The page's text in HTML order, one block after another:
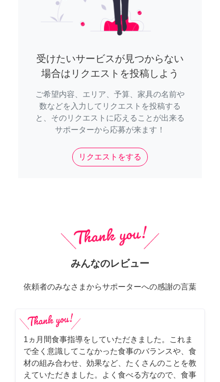
受けたいサービスが見つからない
場合はリクエストを投稿しよう
ご希望内容、エリア、予算、家具の名前や
数などを入力してリクエストを投稿する
と、そのリクエストに応えることが出来る
サポーターから応募が来ます！
リクエストをする
みんなのレビュー
依頼者のみなさまからサポーターへの感謝の言葉
1ヵ月間食事指導をしていただきました。これま
で全く意識してこなかった食事のバランスや、食
材の組み合わせ、効果など、たくさんのことを教
えていただきました。よく食べる方なので、食事